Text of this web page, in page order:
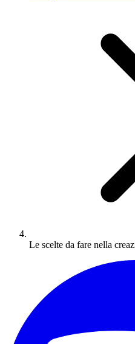
Le scelte da fare nella